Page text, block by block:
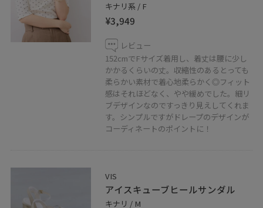
キナリ系 / F
¥3,949
レビュー
152cmでFサイズ着用し、着丈は腰に少し
かかるくらいの丈。収縮性のあるとっても
柔らかい素材で着心地柔らかく◎フィット
感はそれほどなく、やや緩めでした。細リ
ブデザインなのですっきり見えしてくれま
す。シンプルですがドレープのデザインが
コーディネートのポイントに！
VIS
アイスキューブヒールサンダル
キナリ / M